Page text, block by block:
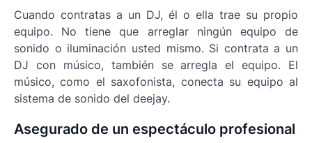
Cuando contratas a un DJ, él o ella trae su propio
equipo. No tiene que arreglar ningún equipo de
sonido o iluminación usted mismo. Si contrata a un
DJ con músico, también se arregla el equipo. El
músico, como el saxofonista, conecta su equipo al
sistema de sonido del deejay.
Asegurado de un espectáculo profesional